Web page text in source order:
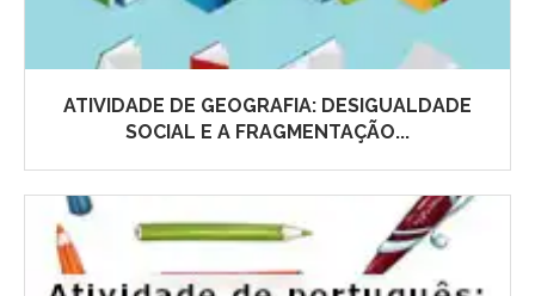
ATIVIDADE DE GEOGRAFIA: DESIGUALDADE
SOCIAL E A FRAGMENTAÇÃO...